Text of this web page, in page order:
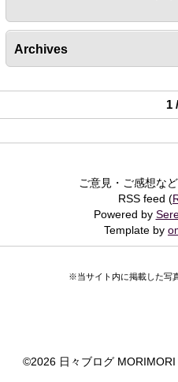
Archives
1
ご意見・ご感想など
RSS feed (
Powered by
Template by
※当サイト内に掲載した写
©2026 日々ブログ